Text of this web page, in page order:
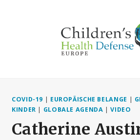
COVID-19 | EUROPÄISCHE BELANGE |
KINDER | GLOBALE AGENDA |VIDEO
Catherine